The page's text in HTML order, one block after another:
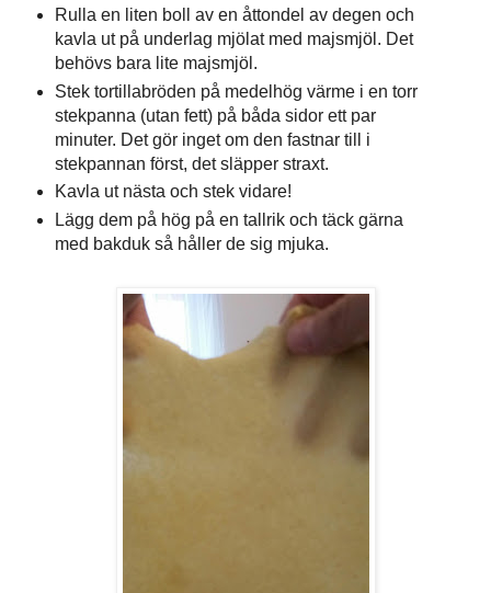
Rulla en liten boll av en åttondel av degen och
kavla ut på underlag mjölat med majsmjöl. Det
behövs bara lite majsmjöl.
Stek tortillabröden på medelhög värme i en torr
stekpanna (utan fett) på båda sidor ett par
minuter. Det gör inget om den fastnar till i
stekpannan först, det släpper straxt.
Kavla ut nästa och stek vidare!
Lägg dem på hög på en tallrik och täck gärna
med bakduk så håller de sig mjuka.